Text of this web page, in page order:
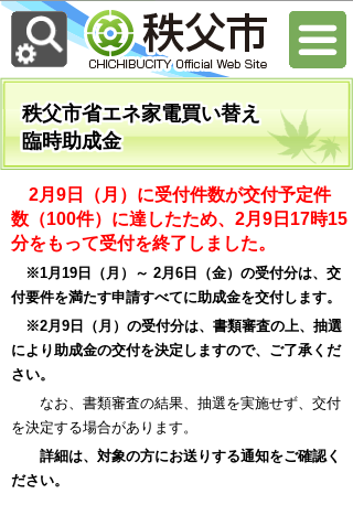
秩父市省エネ家電買い替え
臨時助成金
2月9日（月）に受付件数が交付予定件
数（100件）に達したため、2月9日17時15
分をもって受付を終了しました。
※1月19日（月）～ 2月6日（金）の受付分は、交
付要件を満たす申請すべてに助成金を交付します。
※2月9日（月）の受付分は、書類審査の上、抽選
により助成金の交付を決定しますので、ご了承くだ
さい。
なお、書類審査の結果、抽選を実施せず、交付
を決定する場合があります。
詳細は、対象の方にお送りする通知をご確認く
ださい。